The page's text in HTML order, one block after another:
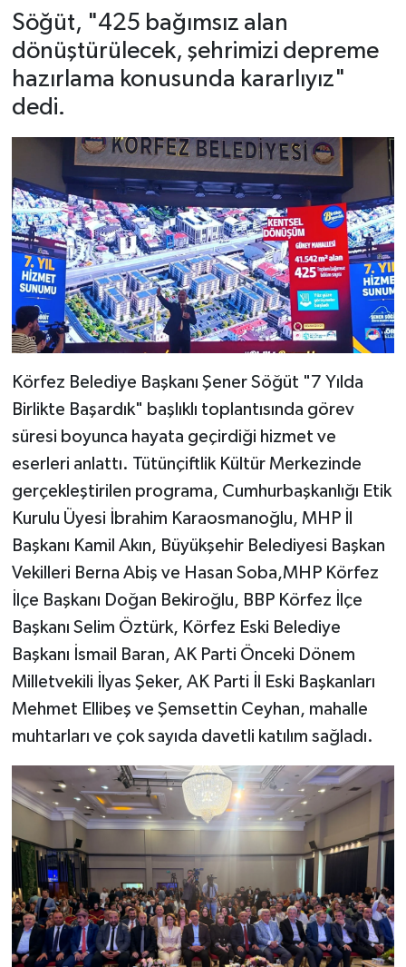
Söğüt, "425 bağımsız alan
dönüştürülecek, şehrimizi depreme
hazırlama konusunda kararlıyız"
dedi.
Körfez Belediye Başkanı Şener Söğüt "7 Yılda
Birlikte Başardık" başlıklı toplantısında görev
süresi boyunca hayata geçirdiği hizmet ve
eserleri anlattı. Tütünçiftlik Kültür Merkezinde
gerçekleştirilen programa, Cumhurbaşkanlığı Etik
Kurulu Üyesi İbrahim Karaosmanoğlu, MHP İl
Başkanı Kamil Akın, Büyükşehir Belediyesi Başkan
Vekilleri Berna Abiş ve Hasan Soba,MHP Körfez
İlçe Başkanı Doğan Bekiroğlu, BBP Körfez İlçe
Başkanı Selim Öztürk, Körfez Eski Belediye
Başkanı İsmail Baran, AK Parti Önceki Dönem
Milletvekili İlyas Şeker, AK Parti İl Eski Başkanları
Mehmet Ellibeş ve Şemsettin Ceyhan, mahalle
muhtarları ve çok sayıda davetli katılım sağladı.